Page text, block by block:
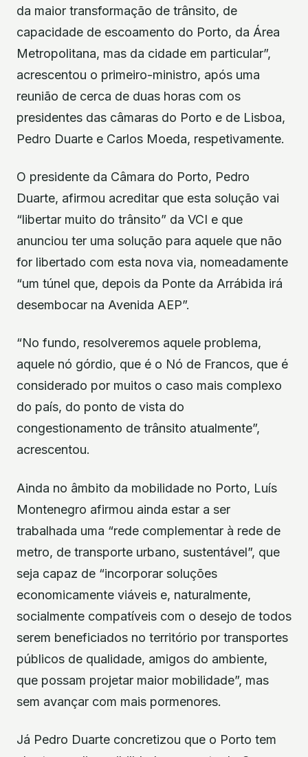
da maior transformação de trânsito, de
capacidade de escoamento do Porto, da Área
Metropolitana, mas da cidade em particular”,
acrescentou o primeiro-ministro, após uma
reunião de cerca de duas horas com os
presidentes das câmaras do Porto e de Lisboa,
Pedro Duarte e Carlos Moeda, respetivamente.
O presidente da Câmara do Porto, Pedro
Duarte, afirmou acreditar que esta solução vai
“libertar muito do trânsito” da VCI e que
anunciou ter uma solução para aquele que não
for libertado com esta nova via, nomeadamente
“um túnel que, depois da Ponte da Arrábida irá
desembocar na Avenida AEP”.
“No fundo, resolveremos aquele problema,
aquele nó górdio, que é o Nó de Francos, que é
considerado por muitos o caso mais complexo
do país, do ponto de vista do
congestionamento de trânsito atualmente”,
acrescentou.
Ainda no âmbito da mobilidade no Porto, Luís
Montenegro afirmou ainda estar a ser
trabalhada uma “rede complementar à rede de
metro, de transporte urbano, sustentável”, que
seja capaz de “incorporar soluções
economicamente viáveis e, naturalmente,
socialmente compatíveis com o desejo de todos
serem beneficiados no território por transportes
públicos de qualidade, amigos do ambiente,
que possam projetar maior mobilidade”, mas
sem avançar com mais pormenores.
Já Pedro Duarte concretizou que o Porto tem